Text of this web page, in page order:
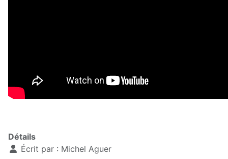
Détails
Écrit par : Michel Aguer